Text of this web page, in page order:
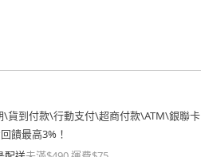
\貨到付款\行動支付\超商付款\ATM\銀聯卡
饋最高3%！